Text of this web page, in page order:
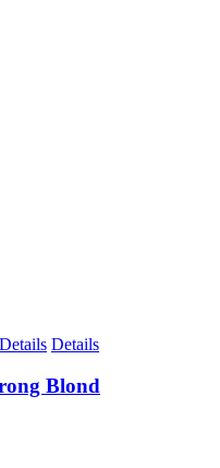
Details Details
Blond